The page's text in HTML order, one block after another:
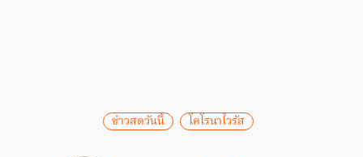
ข่าวสดวันนี้ โคโรนาไวรัส